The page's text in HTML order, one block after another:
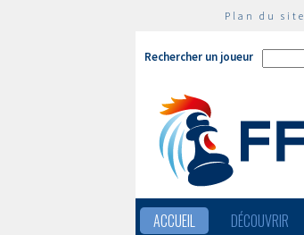
Plan du site
Rechercher un joueur
ACCUEIL DÉCOUVRIR